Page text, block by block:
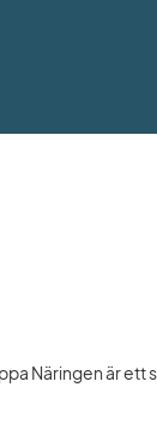
Näringen är ett